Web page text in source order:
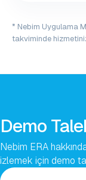
* Nebim Uygulama
takviminde
Demo
Nebim ERA
izlemek için demo